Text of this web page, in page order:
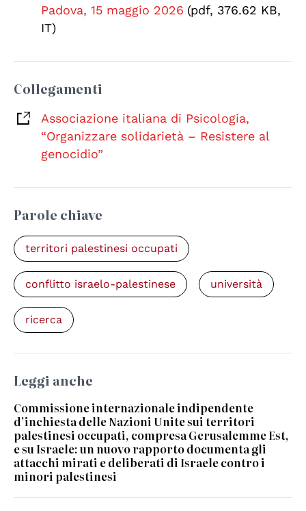
Padova, 15 maggio 2026 (pdf, 376.62 KB,
IT)
Collegamenti
Associazione italiana di Psicologia,
“Organizzare solidarietà – Resistere al
genocidio”
Parole chiave
territori palestinesi occupati
conflitto israelo-palestinese università
ricerca
Leggi anche
Commissione internazionale indipendente
d’inchiesta delle Nazioni Unite sui territori
palestinesi occupati, compresa Gerusalemme Est,
e su Israele: un nuovo rapporto documenta gli
attacchi mirati e deliberati di Israele contro i
minori palestinesi